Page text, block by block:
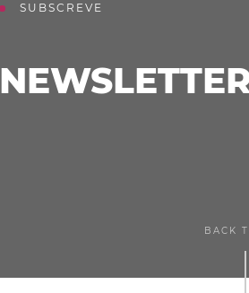
BACK
SUBSCREVE